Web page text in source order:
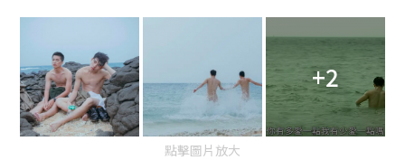
+2
點擊圖片放大